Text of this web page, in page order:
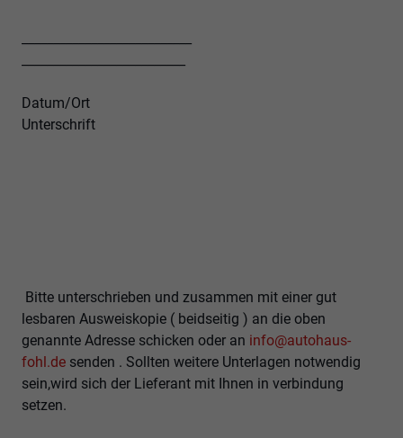
Datum/Ort
Unterschrift
Bitte unterschrieben und zusammen mit einer gut
lesbaren Ausweiskopie ( beidseitig ) an die oben
genannte Adresse schicken oder an info@autohaus-
fohl.de senden . Sollten weitere Unterlagen notwendig
sein,wird sich der Lieferant mit Ihnen in verbindung
setzen.